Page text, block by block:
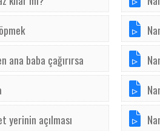
ana baba çağırırsa
yerinin açılması